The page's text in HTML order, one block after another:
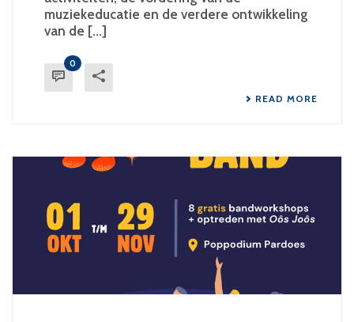
muziekeducatie en de verdere ontwikkeling
van de [...]
0
READ MORE